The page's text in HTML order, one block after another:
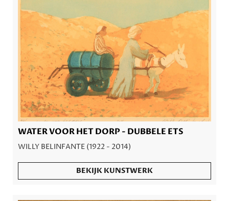
WATER VOOR HET DORP - DUBBELE ETS
WILLY BELINFANTE (1922 - 2014)
BEKIJK KUNSTWERK